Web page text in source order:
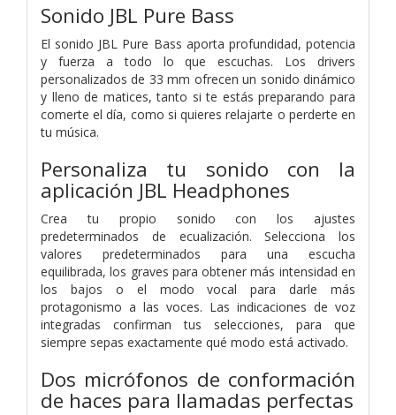
Sonido JBL Pure Bass
El sonido JBL Pure Bass aporta profundidad, potencia
y fuerza a todo lo que escuchas. Los drivers
personalizados de 33 mm ofrecen un sonido dinámico
y lleno de matices, tanto si te estás preparando para
comerte el día, como si quieres relajarte o perderte en
tu música.
Personaliza tu sonido con la
aplicación JBL Headphones
Crea tu propio sonido con los ajustes
predeterminados de ecualización. Selecciona los
valores predeterminados para una escucha
equilibrada, los graves para obtener más intensidad en
los bajos o el modo vocal para darle más
protagonismo a las voces. Las indicaciones de voz
integradas confirman tus selecciones, para que
siempre sepas exactamente qué modo está activado.
Dos micrófonos de conformación
de haces para llamadas perfectas